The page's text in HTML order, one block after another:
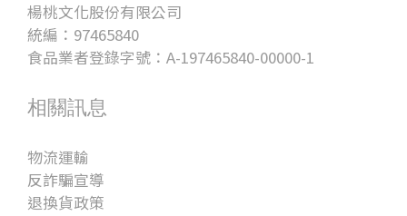
楊桃文化股份有限公司
統編：97465840
食品業者登錄字號：A-197465840-00000-1
相關訊息
物流運輸
反詐騙宣導
退換貨政策